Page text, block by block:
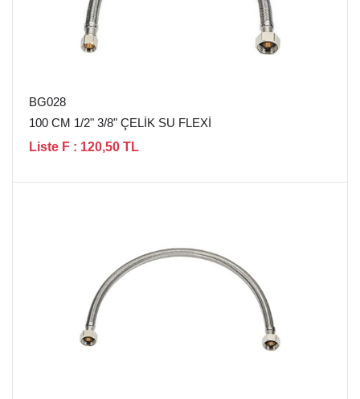
BG028
100 CM 1/2" 3/8" ÇELİK SU FLEXİ
Liste F : 120,50 TL